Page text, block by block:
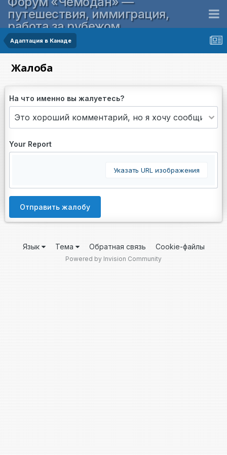
путешествия, иммиграция,
работа за рубежом
Адаптация в Канаде
Жалоба
На что именно вы жалуетесь?
Your Report
Указать URL изображения
Отправить жалобу
Язык Тема Обратная связь Cookie-файлы
Powered by Invision Community